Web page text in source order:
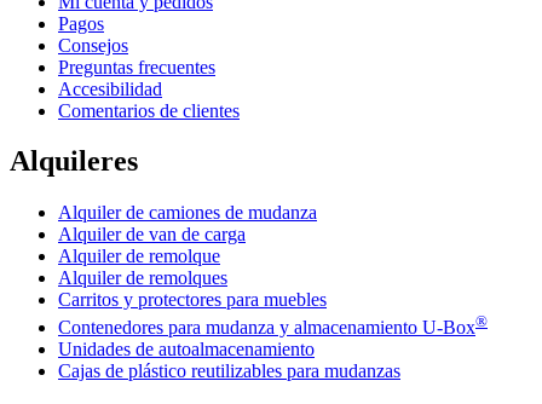
Pagos
Consejos
Preguntas frecuentes
Accesibilidad
Comentarios de clientes
Alquileres
Alquiler de camiones de mudanza
Alquiler de van de carga
Alquiler de remolque
Alquiler de remolques
Carritos y protectores para muebles
Contenedores para mudanza y almacenamiento U-Box®
Unidades de autoalmacenamiento
Cajas de plástico reutilizables para mudanzas